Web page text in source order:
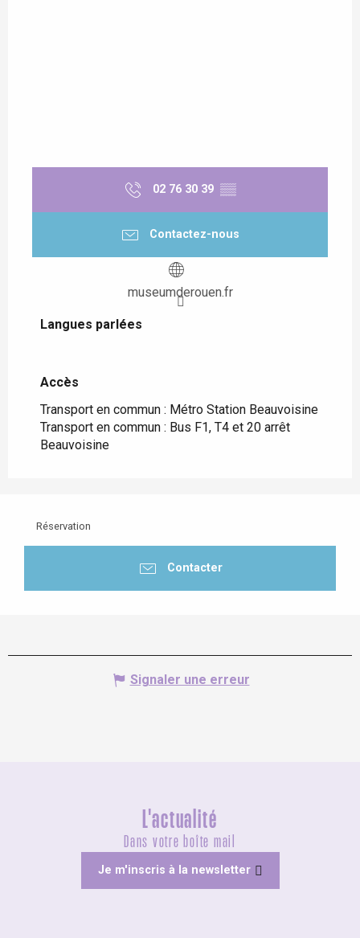
02 76 30 39 ▒▒
Contactez-nous
museumderouen.fr
Langues parlées
Langues parlées
Accès
Accès
Transport en commun : Métro Station Beauvoisine
Transport en commun : Bus F1, T4 et 20 arrêt
Beauvoisine
Réservation
Contacter
Signaler une erreur
L'actualité
Dans votre boîte mail
Je m'inscris à la newsletter